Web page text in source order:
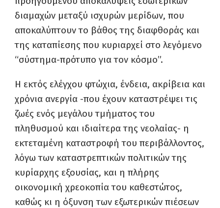
διαμαχών μεταξύ ισχυρών μερίδων, που
αποκαλύπτουν το βάθος της διαφθοράς και
της καταπίεσης που κυριαρχεί στο λεγόμενο
“σύστημα-πρότυπο για τον κόσμο”.
Η εκτός ελέγχου φτώχια, ένδεια, ακρίβεια και
χρόνια ανεργία -που έχουν καταστρέψει τις
ζωές ενός μεγάλου τμήματος του
πληθυσμού και ιδιαίτερα της νεολαίας- η
εκτεταμένη καταστροφή του περιβάλλοντος,
λόγω των καταστρεπτικών πολιτικών της
κυρίαρχης εξουσίας, και η πλήρης
οικονομική χρεοκοπία του καθεστώτος,
καθώς κι η όξυνση των εξωτερικών πιέσεων